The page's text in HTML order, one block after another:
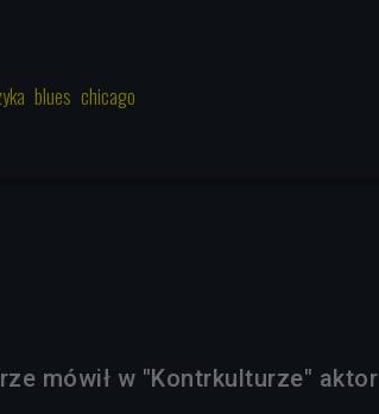
blues chicago
mówił w "Kontrkulturze" aktor